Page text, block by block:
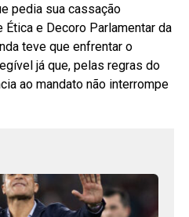
pedia sua cassação
e Decoro Parlamentar da
teve que enfrentar o
já que, pelas regras do
ao mandato não interrompe